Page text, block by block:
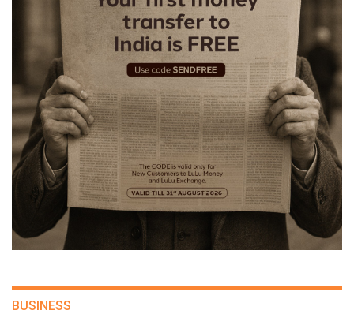
BUSINESS